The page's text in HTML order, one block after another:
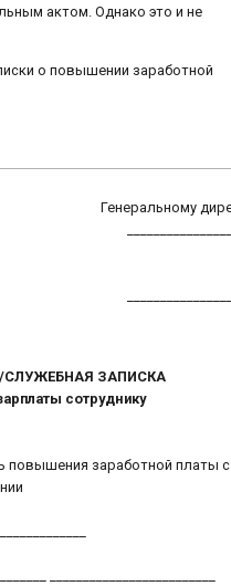
актом. Однако это и не
о повышении заработной
Генеральному
СЛУЖЕБНАЯ ЗАПИСКА
сотруднику
заработной платы с